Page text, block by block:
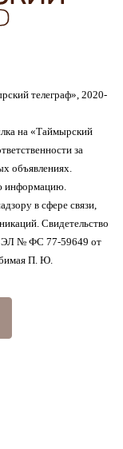
телеграф», 2020-
на «Таймырский
за
объявлениях.
информацию.
в сфере связи,
Свидетельство
ЭЛ № ФС 77-59649 от
П. Ю.